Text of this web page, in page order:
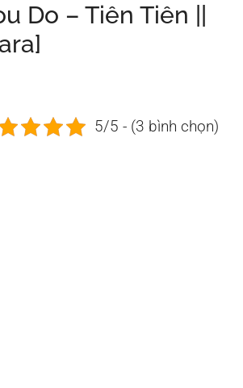
Do – Tiên Tiên ||
5/5 - (3 bình chọn)